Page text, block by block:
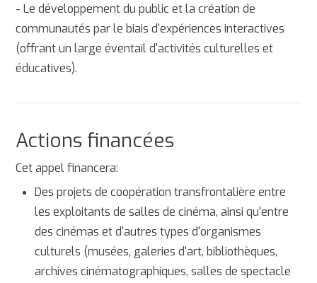
- Le développement du public et la création de
communautés par le biais d'expériences interactives
(offrant un large éventail d'activités culturelles et
éducatives).
Actions financées
Cet appel financera:
Des projets de coopération transfrontalière entre
les exploitants de salles de cinéma, ainsi qu'entre
des cinémas et d'autres types d'organismes
culturels (musées, galeries d'art, bibliothèques,
archives cinématographiques, salles de spectacle